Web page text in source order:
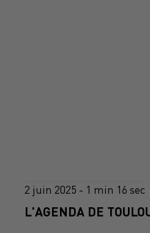
2 juin 2025 - 1 min 16 sec
L'AGENDA DE